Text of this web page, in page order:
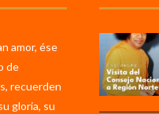
amor, ése
de
recuerden
gloria, su